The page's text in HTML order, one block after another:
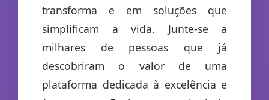
transforma e em soluções que
simplificam a vida. Junte-se a
milhares de pessoas que já
descobriram o valor de uma
plataforma dedicada à excelência e